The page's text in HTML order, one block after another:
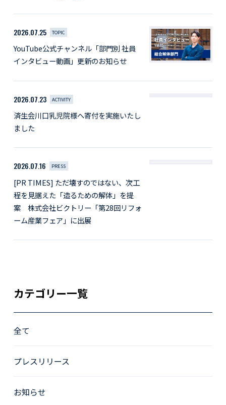
2026.07.25 TOPIC
YouTube公式チャンネル「部門別 社員
インタビュー動画」更新のお知らせ
2026.07.23 ACTIVITY
済生会川口乳児院様へ寄付を実施いたし
ました
2026.07.16 PRESS
[PR TIMES] ただ壊すのではない、次工
程を見据えた「造るための解体」を提
案 株式会社ビクトリー「第28回リフォ
ーム産業フェア」に出展
カテゴリー一覧
全て
プレスリリース
お知らせ